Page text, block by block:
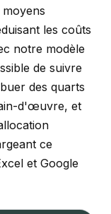
les coûts
notre modèle
de suivre
des quarts
d'œuvre, et
ce
et Google